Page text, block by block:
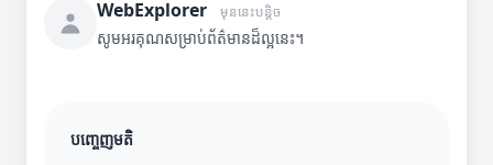
WebExplorer មុននេះបន្តិច
សូមអរគុណសម្រាប់ព័ត៌មានដ៏ល្អនេះ។
បញ្ចេញមតិ